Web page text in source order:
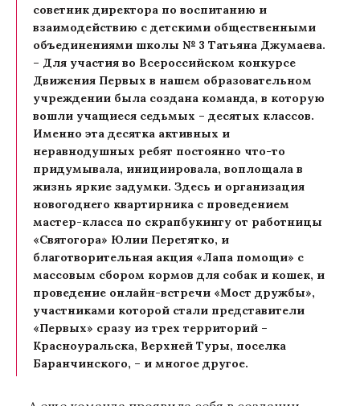
советник директора по воспитанию и
взаимодействию с детскими общественными
объединениями школы № 3 Татьяна Джумаева.
– Для участия во Всероссийском конкурсе
Движения Первых в нашем образовательном
учреждении была создана команда, в которую
вошли учащиеся седьмых – десятых классов.
Именно эта десятка активных и
неравнодушных ребят постоянно что-то
придумывала, инициировала, воплощала в
жизнь яркие задумки. Здесь и организация
новогоднего квартирника с проведением
мастер-класса по скрапбукингу от работницы
«Святогора» Юлии Перетятко, и
благотворительная акция «Лапа помощи» с
массовым сбором кормов для собак и кошек, и
проведение онлайн-встречи «Мост дружбы»,
участниками которой стали представители
«Первых» сразу из трех территорий –
Красноуральска, Верхней Туры, поселка
Баранчинского, – и многое другое.